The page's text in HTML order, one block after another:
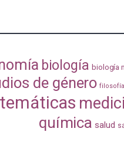
biología biología
de género filosofía
química salud